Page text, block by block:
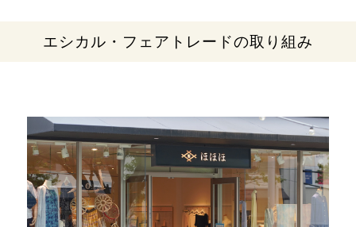
エシカル・フェアトレードの取り組み